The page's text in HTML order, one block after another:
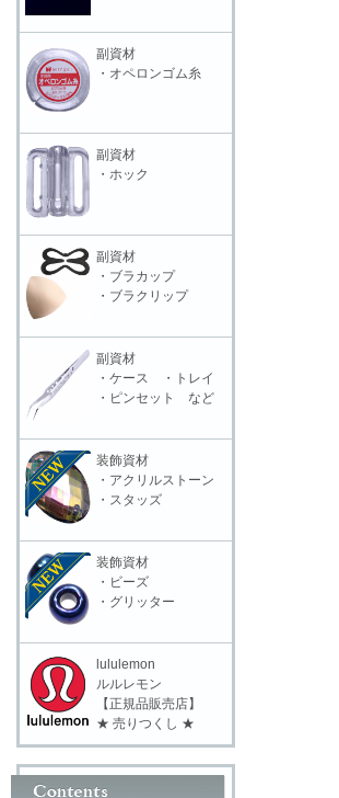
副資材
・オペロンゴム糸
副資材
・ホック
副資材
・ブラカップ
・ブラクリップ
副資材
・ケース ・トレイ
・ピンセット など
装飾資材
・アクリルストーン
・スタッズ
装飾資材
・ビーズ
・グリッター
lululemon
ルルレモン
【正規品販売店】
★ 売りつくし ★